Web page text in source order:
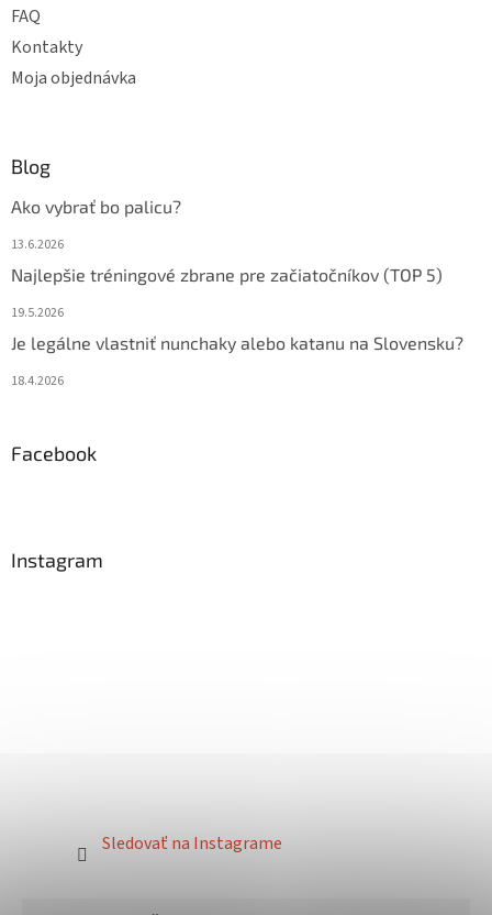
FAQ
Kontakty
Moja objednávka
Blog
Ako vybrať bo palicu?
13.6.2026
Najlepšie tréningové zbrane pre začiatočníkov (TOP 5)
19.5.2026
Je legálne vlastniť nunchaky alebo katanu na Slovensku?
18.4.2026
Facebook
Instagram
Sledovať na Instagrame